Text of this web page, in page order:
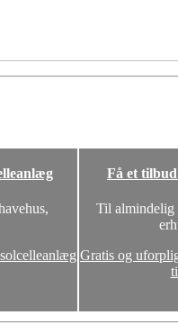
Få et
Til almindelig
Gratis og